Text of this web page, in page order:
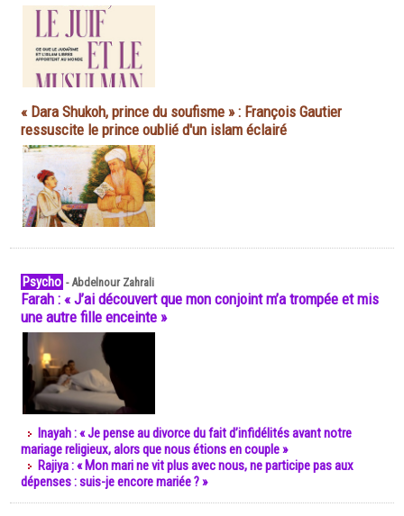
« Dara Shukoh, prince du soufisme » : François Gautier
ressuscite le prince oublié d'un islam éclairé
Psycho -Abdelnour Zahrali
Farah : « J’ai découvert que mon conjoint m’a trompée et mis
une autre fille enceinte »
Inayah : « Je pense au divorce du fait d’infidélités avant notre
mariage religieux, alors que nous étions en couple »
Rajiya : « Mon mari ne vit plus avec nous, ne participe pas aux
dépenses : suis-je encore mariée ? »